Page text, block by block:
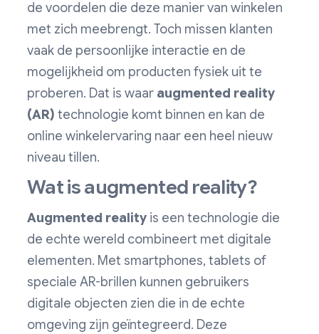
de voordelen die deze manier van winkelen
met zich meebrengt. Toch missen klanten
vaak de persoonlijke interactie en de
mogelijkheid om producten fysiek uit te
proberen. Dat is waar augmented reality
(AR) technologie komt binnen en kan de
online winkelervaring naar een heel nieuw
niveau tillen.
Wat is augmented reality?
Augmented reality is een technologie die
de echte wereld combineert met digitale
elementen. Met smartphones, tablets of
speciale AR-brillen kunnen gebruikers
digitale objecten zien die in de echte
omgeving zijn geïntegreerd. Deze